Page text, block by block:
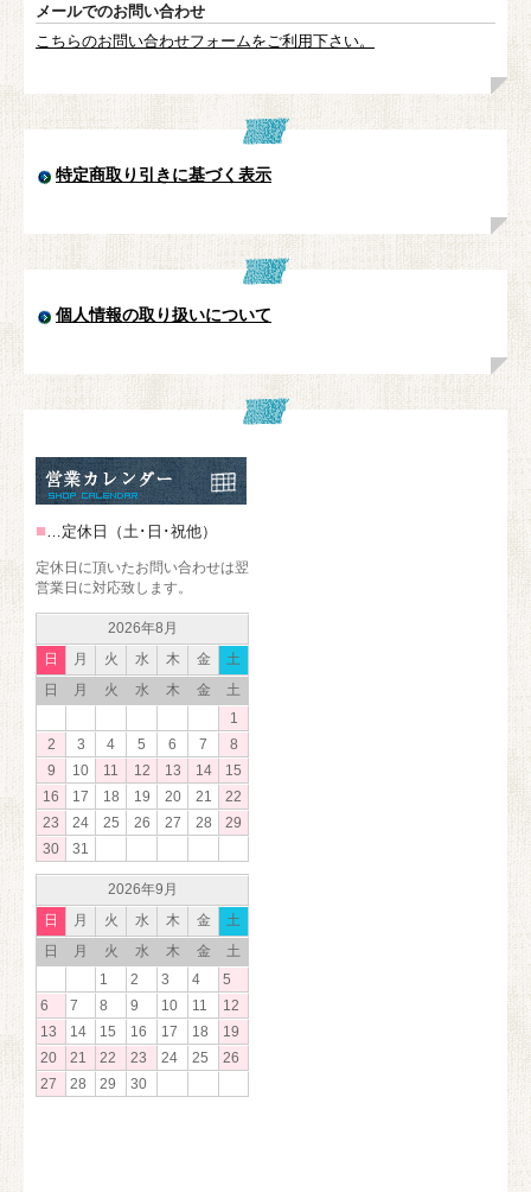
メールでのお問い合わせ
こちらのお問い合わせフォームをご利用下さい。
特定商取り引きに基づく表示
個人情報の取り扱いについて